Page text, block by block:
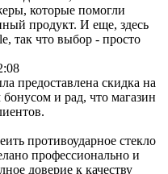
которые помогли
продукт. И еще, здесь
так что выбор - просто
предоставлена скидка на
и рад, что магазин
противоударное стекло
профессионально и
доверие к качеству